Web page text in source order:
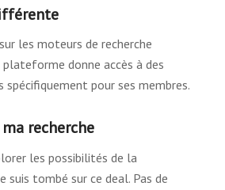
les moteurs de recherche
donne accès à des
spécifiquement pour ses membres.
recherche
les possibilités de la
tombé sur ce deal. Pas de